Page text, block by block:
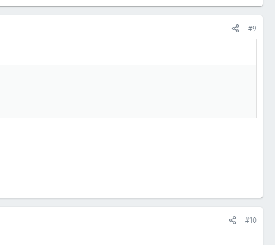
#9
#10